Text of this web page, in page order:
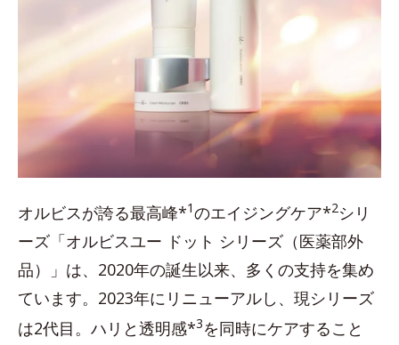
オルビスが誇る最高峰*1のエイジングケア*2シリ
ーズ「オルビスユー ドット シリーズ（医薬部外
品）」は、2020年の誕生以来、多くの支持を集め
ています。2023年にリニューアルし、現シリーズ
は2代目。ハリと透明感*3を同時にケアすること